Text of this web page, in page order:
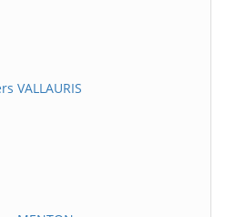
VALLAURIS